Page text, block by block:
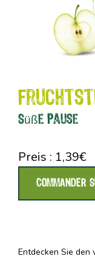
Süße Pause
Entdecken Sie den
Preis : 1,39€
COMMANDER